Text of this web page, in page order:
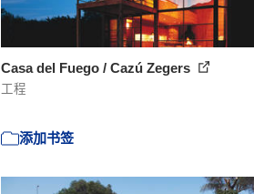
Casa del Fuego / Cazú Zegers
工程
添加书签